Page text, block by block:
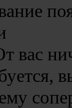
вас